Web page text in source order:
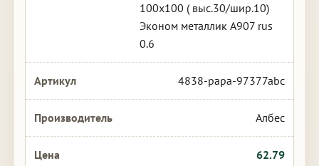
100х100 ( выс.30/шир.10)
Эконом металлик А907 rus
0.6
4838-papa-97377abc
Албес
62.79